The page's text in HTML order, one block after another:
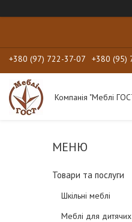
+380 (97) 722-37-07 +380 (95)
Компанія "Меблі
Товари та послуги
Шкільні меблі
Меблі для дитячих